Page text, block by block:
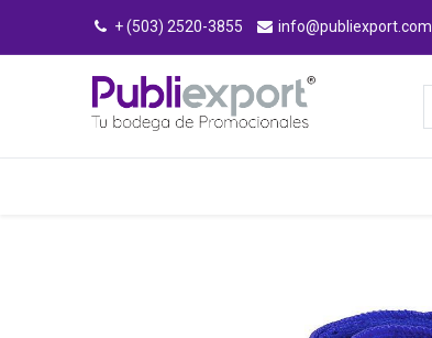
+ (503) 2520-3855 info@publiexport.com